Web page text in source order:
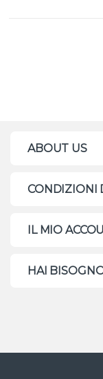
ABOUT US
CONDIZIONI
IL MIO
HAI